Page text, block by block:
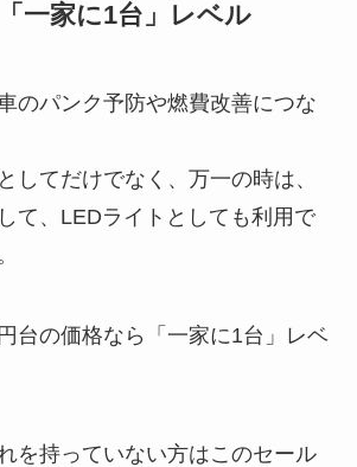
一家に1台」レベル
のパンク予防や燃費改善につな
してだけでなく、万一の時は、
て、LEDライトとしても利用で
台の価格なら「一家に1台」レベ
を持っていない方はこのセール